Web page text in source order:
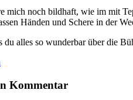
mich noch bildhaft, wie im mit
Händen und Schere in der
du alles so wunderbar über die
Kommentar